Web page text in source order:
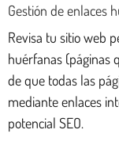
Gestión de enlaces
Revisa tu sitio web
huérfanas (páginas
de que todas las
mediante enlaces
potencial SEO.